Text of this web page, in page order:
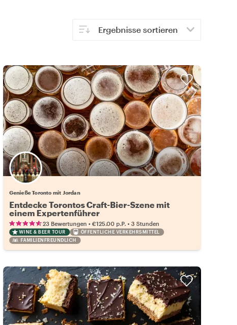
Ergebnisse sortieren
Genieße Toronto mit Jordan
Entdecke Torontos Craft-Bier-Szene mit
einem Expertenführer
23 Bewertungen • €125.00 p.P. • 3 Stunden
WINE & BEER TOUR
ÖFFENTLICHE VERKEHRSMITTEL
FAMILIENFREUNDLICH